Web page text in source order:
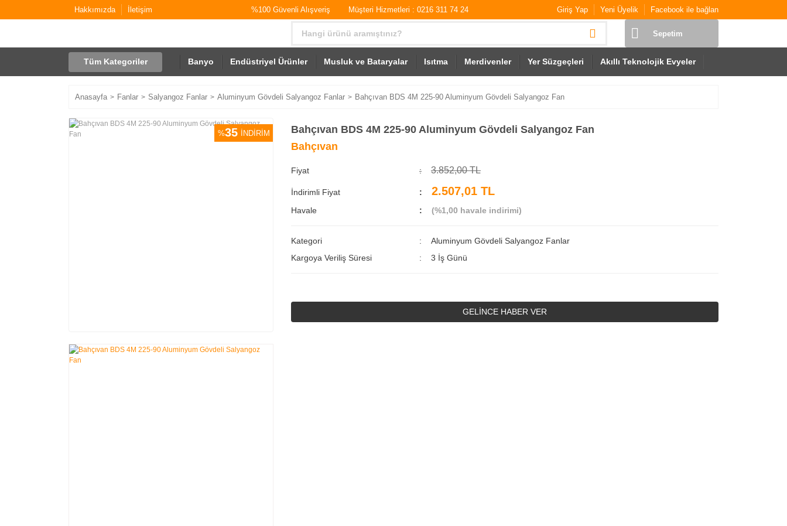
Hakkımızda İletişim %100 Güvenli Alışveriş Müşteri Hizmetleri : 0216 311 74 24 Giriş Yap Yeni Üyelik Facebook ile bağlan
Sepetim
Tüm Kategoriler Banyo Endüstriyel Ürünler Musluk ve Bataryalar Isıtma Merdivenler Yer Süzgeçleri Akıllı Teknolojik Evyeler
Anasayfa Fanlar Salyangoz Fanlar Aluminyum Gövdeli Salyangoz Fanlar Bahçıvan BDS 4M 225-90 Aluminyum Gövdeli Salyangoz Fan
%35 İNDİRİM
Bahçıvan BDS 4M 225-90 Aluminyum Gövdeli Salyangoz Fan
Bahçıvan
Fiyat 3.852,00 TL
İndirimli Fiyat 2.507,01 TL
Havale (%1,00 havale indirimi)
Kategori
Aluminyum Gövdeli Salyangoz Fanlar
Kargoya Veriliş Süresi
3 İş Günü
GELİNCE HABER VER